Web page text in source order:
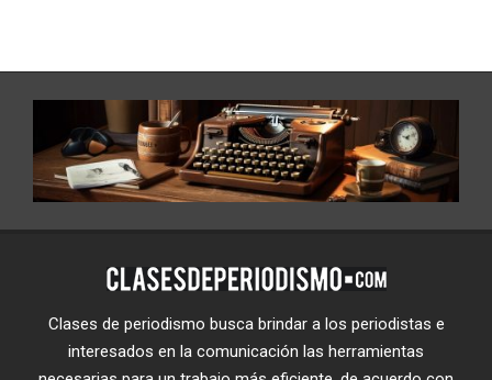
Clases de periodismo busca brindar a los periodistas e
interesados en la comunicación las herramientas